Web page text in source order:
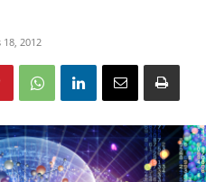
18, 2012